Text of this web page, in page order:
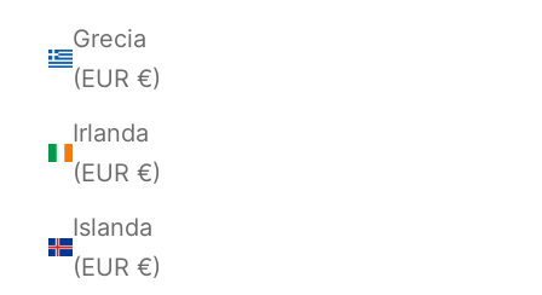
Grecia
(EUR €)
Irlanda
(EUR €)
Islanda
(EUR €)